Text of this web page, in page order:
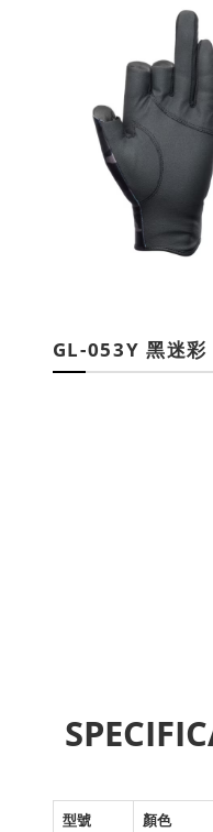
GL-053Y 黑迷彩
型號 顏色